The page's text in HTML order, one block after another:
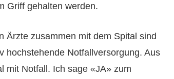
Griff gehalten werden.
Ärzte zusammen mit dem Spital sind
hochstehende Notfallversorgung. Aus
mit Notfall. Ich sage «JA» zum